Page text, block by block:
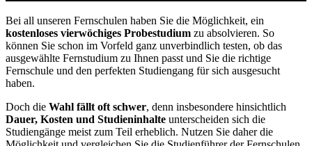
Bei all unseren Fernschulen haben Sie die Möglichkeit, ein
kostenloses vierwöchiges Probestudium zu absolvieren. So
können Sie schon im Vorfeld ganz unverbindlich testen, ob das
ausgewählte Fernstudium zu Ihnen passt und Sie die richtige
Fernschule und den perfekten Studiengang für sich ausgesucht
haben.
Doch die Wahl fällt oft schwer, denn insbesondere hinsichtlich
Dauer, Kosten und Studieninhalte unterscheiden sich die
Studiengänge meist zum Teil erheblich. Nutzen Sie daher die